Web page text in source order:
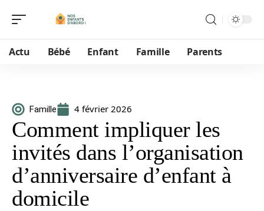
Actu Bébé Enfant Famille Parents
Famille 4 février 2026
Comment impliquer les
invités dans l’organisation
d’anniversaire d’enfant à
domicile